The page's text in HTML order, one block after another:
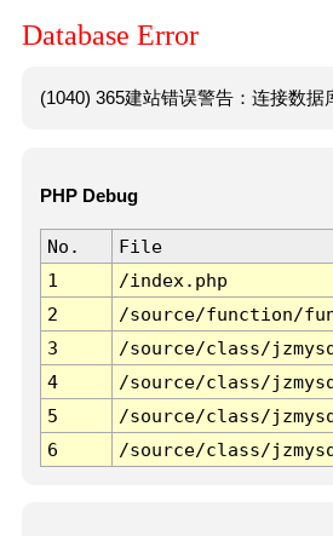
Database Error
(1040) 365建站错误警告：连接数
PHP Debug
No. File
1
/index.php
2
/source/function/
3
/source/class/
4
/source/class/
5
/source/class/
6
/source/class/